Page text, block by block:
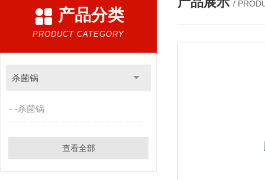
产品分类
PRODUCT CATEGORY
杀菌锅
-杀菌锅
查看全部
/